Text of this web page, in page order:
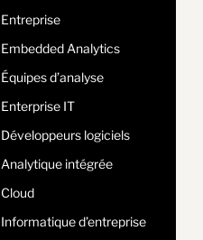
Entreprise
Embedded Analytics
Équipes d’analyse
Enterprise IT
Développeurs logiciels
Analytique intégrée
Cloud
Informatique d’entreprise